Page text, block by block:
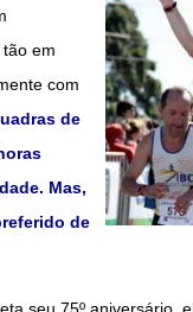
em
com
de
Mas,
de